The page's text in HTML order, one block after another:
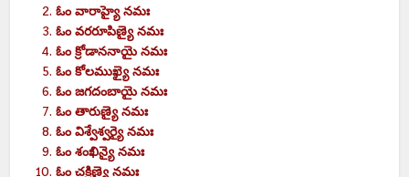
ఓంవారాహ్యైనమః
ఓంవరరూపిణ్యైనమః
ఓంక్రోడాననాయైనమః
ఓంకోలముఖ్యైనమః
ఓంజగదంబాయైనమః
ఓంతారుణ్యైనమః
ఓంవిశ్వేశ్వర్యైనమః
ఓంశంఖిన్యైనమః
ఓంచక్రిణ్యైనమః